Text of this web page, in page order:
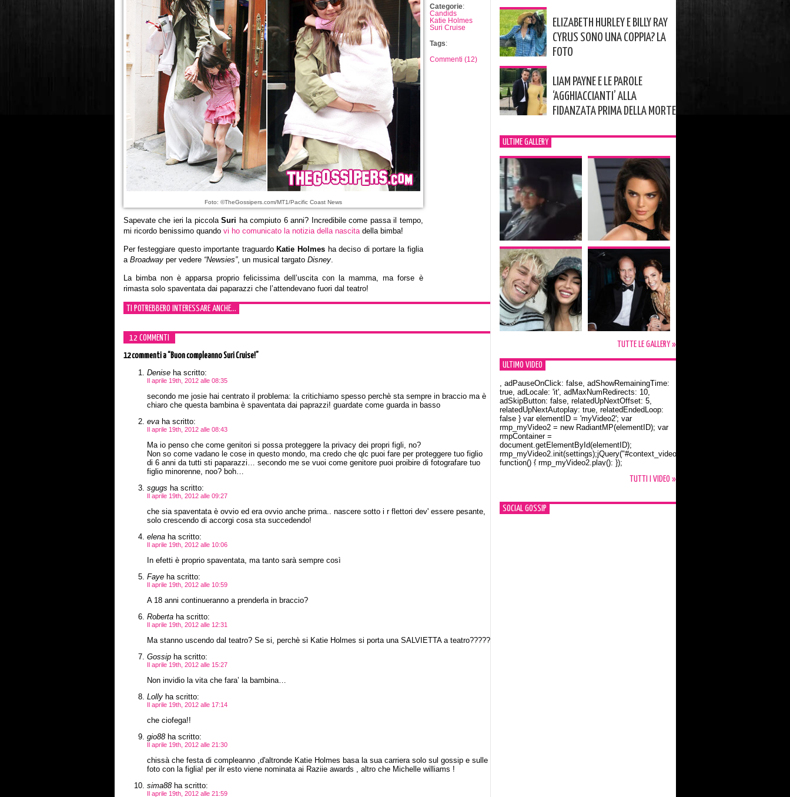
Foto: ©TheGossipers.com/MT1/Pacific Coast News
Sapevate che ieri la piccola Suri ha compiuto 6 anni? Incredibile come passa il tempo,
mi ricordo benissimo quando vi ho comunicato la notizia della nascitadella bimba!
Per festeggiare questo importante traguardo Katie Holmes ha deciso di portare la figlia
a Broadwayper vedere “Newsies”, un musical targato Disney.
La bimba non è apparsa proprio felicissima dell’uscita con la mamma, ma forse è
rimasta solo spaventata dai paparazzi che l’attendevano fuori dal teatro!
Categorie:
Candids
Katie Holmes
Suri Cruise
Tags:
Commenti (12)
TI POTREBBERO INTERESSARE ANCHE...
12 COMMENTI
12 commentia “Buon compleanno Suri Cruise!”
Deniseha scritto:
Il aprile 19th, 2012 alle 08:35
secondo me josie hai centrato il problema: la critichiamo spesso perchè sta sempre in braccio ma è
chiaro che questa bambina è spaventata dai paprazzi! guardate come guarda in basso
evaha scritto:
Il aprile 19th, 2012 alle 08:43
Ma io penso che come genitori si possa proteggere la privacy dei propri figli, no?
Non so come vadano le cose in questo mondo, ma credo che qlc puoi fare per proteggere tuo figlio
di 6 anni da tutti sti paparazzi… secondo me se vuoi come genitore puoi proibire di fotografare tuo
figlio minorenne, noo? boh…
sgugs ha scritto:
Il aprile 19th, 2012 alle 09:27
che sia spaventata è ovvio ed era ovvio anche prima.. nascere sotto i r flettori dev' essere pesante,
solo crescendo di accorgi cosa sta succedendo!
elenaha scritto:
Il aprile 19th, 2012 alle 10:06
In efetti è proprio spaventata, ma tanto sarà sempre così
Fayeha scritto:
Il aprile 19th, 2012 alle 10:59
A 18 anni continueranno a prenderla in braccio?
Robertaha scritto:
Il aprile 19th, 2012 alle 12:31
Ma stanno uscendo dal teatro? Se si, perchè si Katie Holmes si porta una SALVIETTA a teatro?????
Gossipha scritto:
Il aprile 19th, 2012 alle 15:27
Non invidio la vita che fara’ la bambina…
Lollyha scritto:
Il aprile 19th, 2012 alle 17:14
che ciofega!!
gio88ha scritto:
Il aprile 19th, 2012 alle 21:30
chissà che festa di compleanno ,d'altronde Katie Holmes basa la sua carriera solo sul gossip e sulle
foto con la figlia! per ilr esto viene nominata ai Raziie awards , altro che Michelle williams !
sima88ha scritto:
Il aprile 19th, 2012 alle 21:59
ELIZABETH HURLEY E BILLY RAY
CYRUS SONO UNA COPPIA? LA
FOTO
LIAM PAYNE E LE PAROLE
‘AGGHIACCIANTI’ ALLA
FIDANZATA PRIMA DELLA MORTE
ULTIME GALLERY
TUTTE LE GALLERY »
ULTIMO VIDEO
Orlando Bloom e la t-shirt dedicata a Flynn
, adPauseOnClick: false, adShowRemainingTime:
true, adLocale: 'it', adMaxNumRedirects: 10,
adSkipButton: false, relatedUpNextOffset: 5,
relatedUpNextAutoplay: true, relatedEndedLoop:
false } var elementID = 'myVideo2'; var
rmp_myVideo2 = new RadiantMP(elementID); var
rmpContainer =
document.getElementById(elementID);
rmp_myVideo2.init(settings);jQuery("#context_video2").one("mouseover",
function() { rmp_myVideo2.play(); });
TUTTI I VIDEO »
SOCIAL GOSSIP